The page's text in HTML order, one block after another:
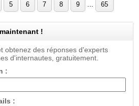
5 6 7 8 9 65
!
obtenez des réponses d'experts
d'internautes, gratuitement.
:
: